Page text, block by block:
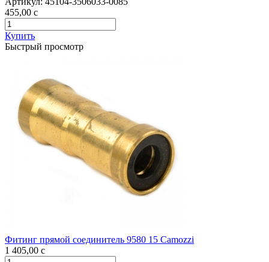
455,00 c
Купить
Быстрый просмотр
Фитинг прямой соединитель 9580 15 Camozzi
1 405,00 c